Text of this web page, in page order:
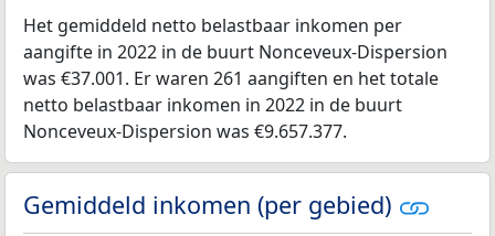
Het gemiddeld netto belastbaar inkomen per
aangifte in 2022 in de buurt Nonceveux-Dispersion
was €37.001. Er waren 261 aangiften en het totale
netto belastbaar inkomen in 2022 in de buurt
Nonceveux-Dispersion was €9.657.377.
Gemiddeld inkomen (per gebied)